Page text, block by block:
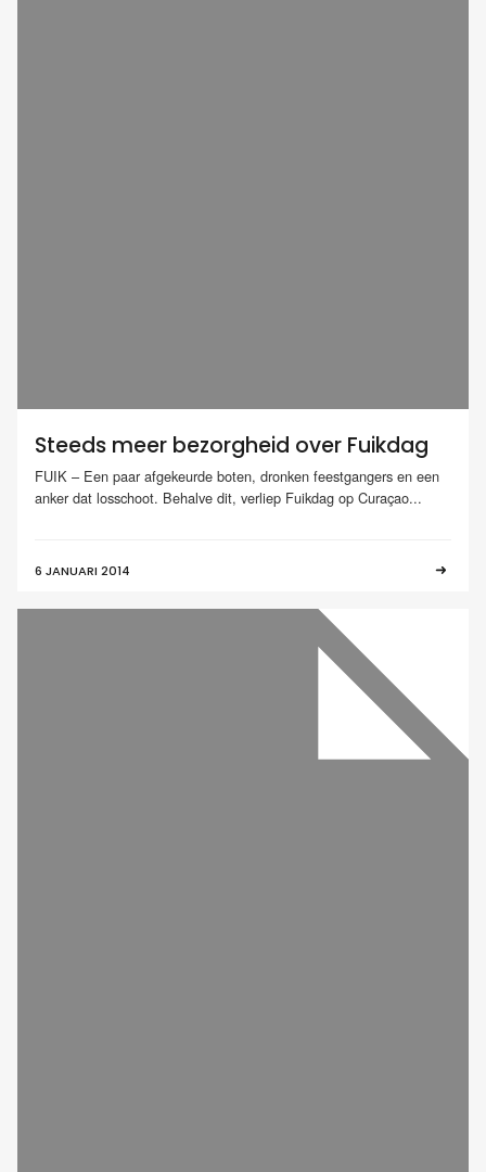
Steeds meer bezorgheid over Fuikdag
FUIK – Een paar afgekeurde boten, dronken feestgangers en een
anker dat losschoot. Behalve dit, verliep Fuikdag op Curaçao...
6 JANUARI 2014